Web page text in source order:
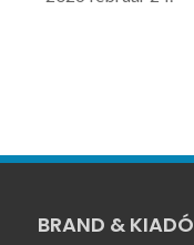
BRAND & KIADÓ